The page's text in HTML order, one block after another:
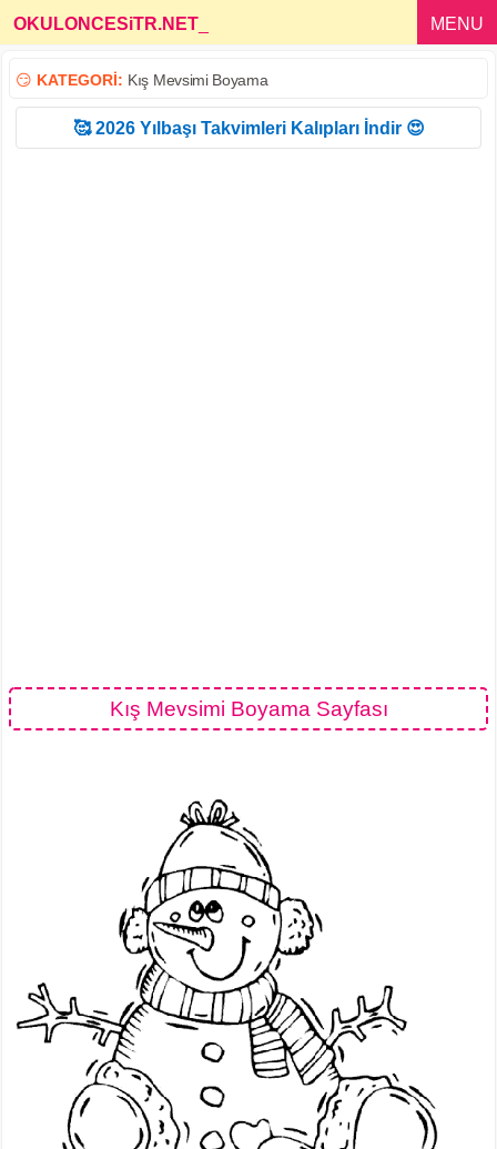
OKULONCESiTR.NET MENU
😏 KATEGORİ: Kış Mevsimi Boyama
🥰 2026 Yılbaşı Takvimleri Kalıpları İndir 😍
Kış Mevsimi Boyama Sayfası